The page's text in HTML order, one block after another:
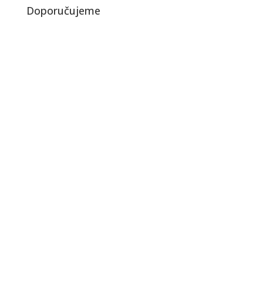
Doporučujeme